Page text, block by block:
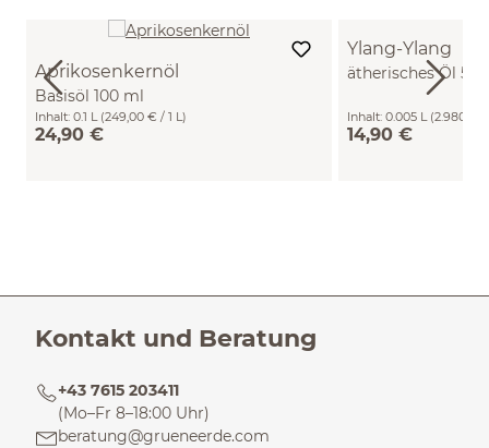
Aprikosenkernöl
Basisöl 100 ml
Inhalt: 0.1 L (249,00 € / 1 L)
24,90 €
Ylang-Ylang
ätherisches Öl 5
Inhalt: 0.005 L (2.980,00
14,90 €
Kontakt und Beratung
+43 7615 203411
(Mo–Fr 8–18:00 Uhr)
beratung@grueneerde.com